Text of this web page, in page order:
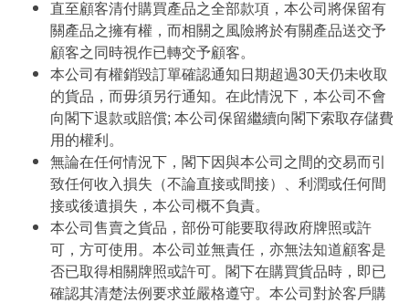
直至顧客清付購買產品之全部款項，本公司將保留有
關產品之擁有權，而相關之風險將於有關產品送交予
顧客之同時視作已轉交予顧客。
本公司有權銷毀訂單確認通知日期超過30天仍未收取
的貨品，而毋須另行通知。在此情況下，本公司不會
向閣下退款或賠償; 本公司保留繼續向閣下索取存儲費
用的權利。
無論在任何情況下，閣下因與本公司之間的交易而引
致任何收入損失（不論直接或間接）、利潤或任何間
接或後遺損失，本公司概不負責。
本公司售賣之貨品，部份可能要取得政府牌照或許
可，方可使用。本公司並無責任，亦無法知道顧客是
否已取得相關牌照或許可。閣下在購買貨品時，即已
確認其清楚法例要求並嚴格遵守。本公司對於客戶購